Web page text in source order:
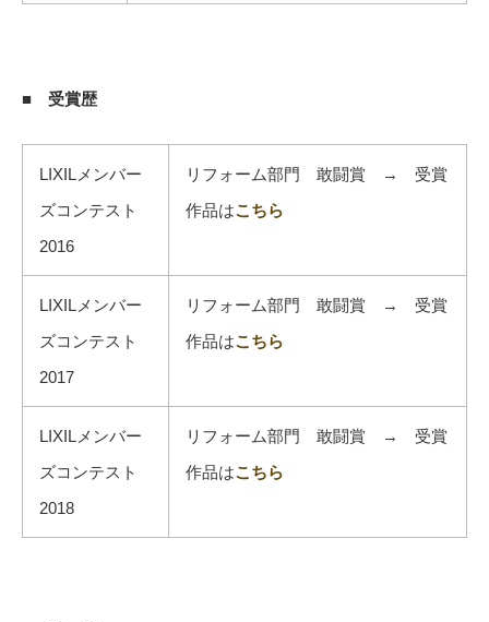
■ 受賞歴
LIXILメンバー
ズコンテスト
2016
リフォーム部門 敢闘賞 → 受賞
作品はこちら
LIXILメンバー
ズコンテスト
2017
リフォーム部門 敢闘賞 → 受賞
作品はこちら
LIXILメンバー
ズコンテスト
2018
リフォーム部門 敢闘賞 → 受賞
作品はこちら